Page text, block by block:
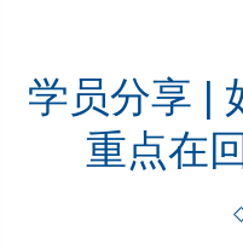
学员分享 |
重点在